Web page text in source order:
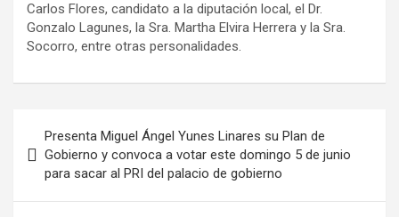
Carlos Flores, candidato a la diputación local, el Dr.
Gonzalo Lagunes, la Sra. Martha Elvira Herrera y la Sra.
Socorro, entre otras personalidades.
Presenta Miguel Ángel Yunes Linares su Plan de
Gobierno y convoca a votar este domingo 5 de junio
para sacar al PRI del palacio de gobierno